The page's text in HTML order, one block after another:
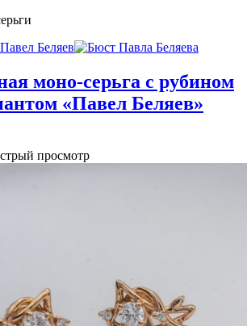
моно-серьга с рубином
«Павел Беляев»
просмотр